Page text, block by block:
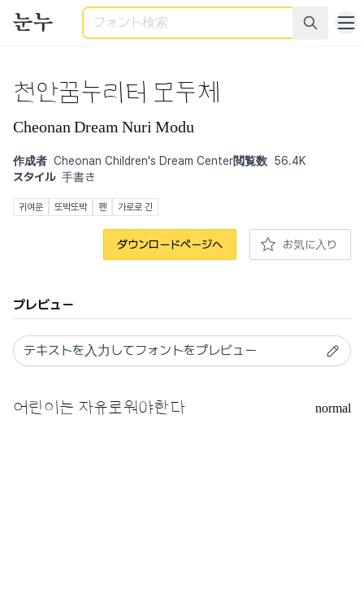
検索
천안꿈누리터 모두체
Cheonan Dream Nuri Modu
作成者 Cheonan Children's Dream Center閲覧数 56.4K
スタイル 手書き
귀여운 또박또박 펜 가로로 긴
ダウンロードページへ お気に入り
プレビュー
normal